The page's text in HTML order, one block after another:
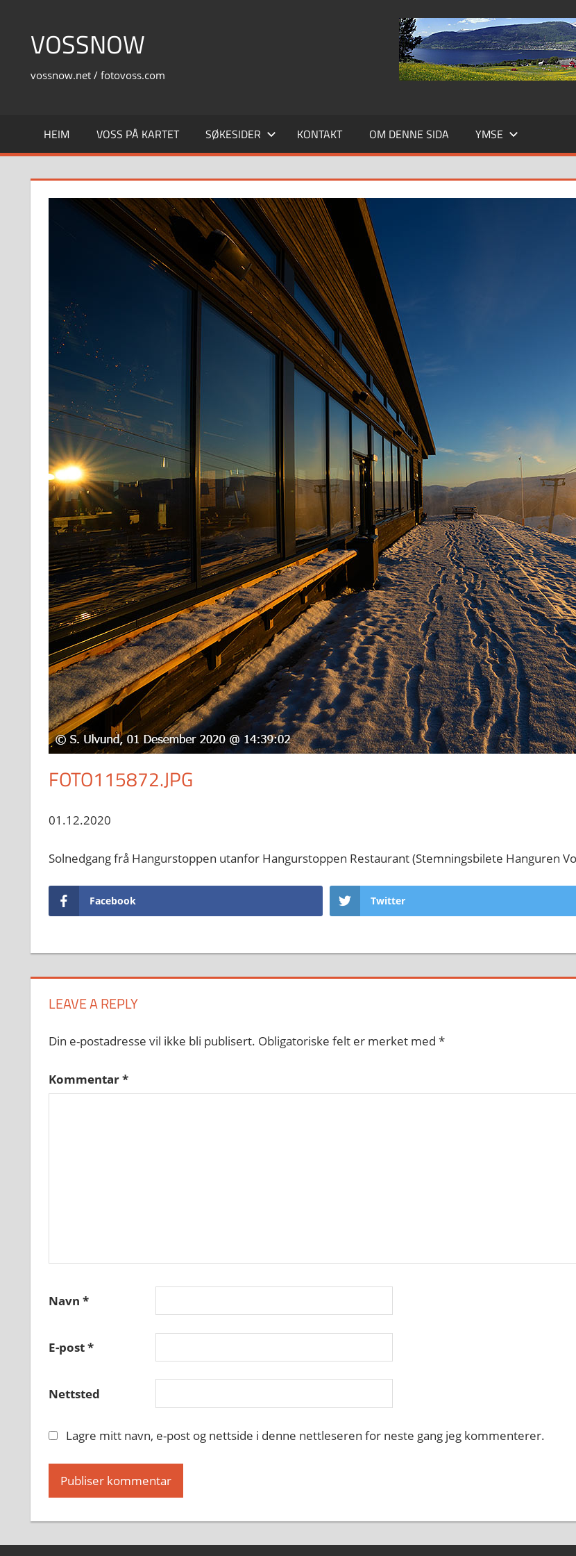
contentVOSSNOW
vossnow.net / fotovoss.com
HEIM VOSS PÅ KARTET SØKESIDER KONTAKT OM DENNE SIDA YMSE
FOTO115872.JPG
01.12.2020
Solnedgang frå Hangurstoppen utanfor Hangurstoppen Restaurant (Stemningsbilete Hanguren
Facebook Twitter
LEAVE A REPLY
Din e-postadresse vil ikke bli publisert. Obligatoriske felt er merket med *
Kommentar*
Navn *
E-post*
Nettsted
Lagre mitt navn, e-post og nettside i denne nettleseren for neste gang jeg kommenterer.